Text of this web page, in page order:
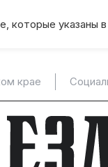
которые указаны в
крае